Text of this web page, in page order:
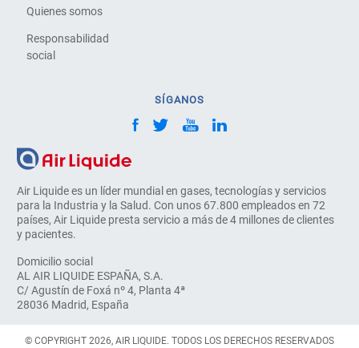
Air Liquide es un líder mundial en gases, tecnologías y servicios
para la Industria y la Salud. Con unos 67.800 empleados en 72
países, Air Liquide presta servicio a más de 4 millones de clientes
y pacientes.
Domicilio social
AL AIR LIQUIDE ESPAÑA, S.A.
C/ Agustín de Foxá nº 4, Planta 4ª
28036 Madrid, España
Quienes somos
Responsabilidad
social
SÍGANOS
© COPYRIGHT 2026, AIR LIQUIDE. TODOS LOS DERECHOS RESERVADOS